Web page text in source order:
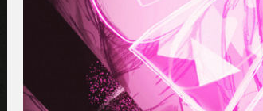
Paparacia Deltablade